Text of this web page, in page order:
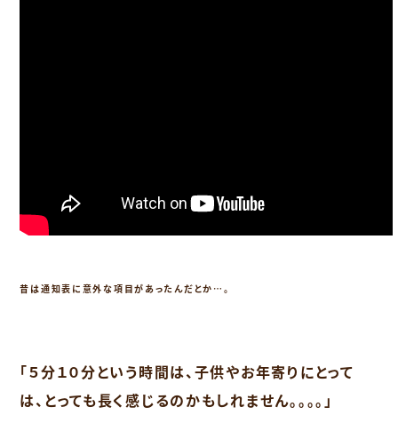
昔は通知表に意外な項目があったんだとか…。
「５分１０分という時間は、子供やお年寄りにとって
は、とっても長く感じるのかもしれません。。。。」